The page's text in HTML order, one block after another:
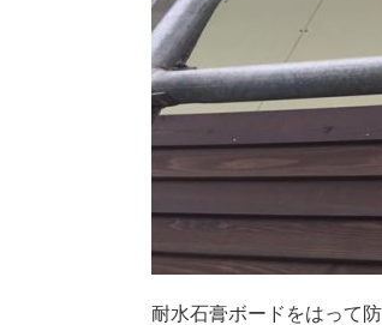
耐水石膏ボードをはって防